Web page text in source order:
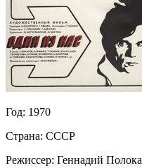
Год: 1970
Страна: СССР
Режиссер: Геннадий Полока